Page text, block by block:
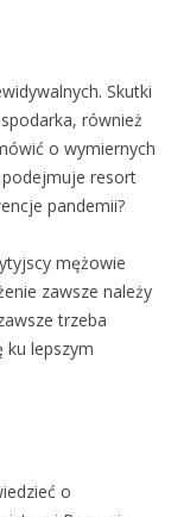
Skutki
również
o wymiernych
podejmuje resort
pandemii?
mężowie
zawsze należy
trzeba
lepszym
o